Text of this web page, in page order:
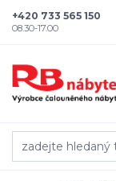
+420 733 565 150
08.30-17.00